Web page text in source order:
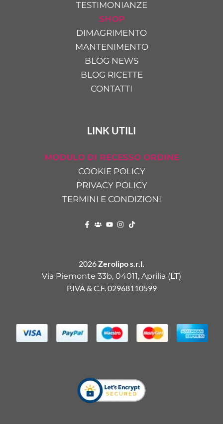
TESTIMONIANZE
SHOP
DIMAGRIMENTO
MANTENIMENTO
BLOG NEWS
BLOG RICETTE
CONTATTI
LINK UTILI
MODULO DI RECESSO ORDINE
COOKIE POLICY
PRIVACY POLICY
TERMINI E CONDIZIONI
2026Zerolipo s.r.l.
Via Piemonte 33b, 04011, Aprilia (LT)
P.IVA & C.F. 02968110599